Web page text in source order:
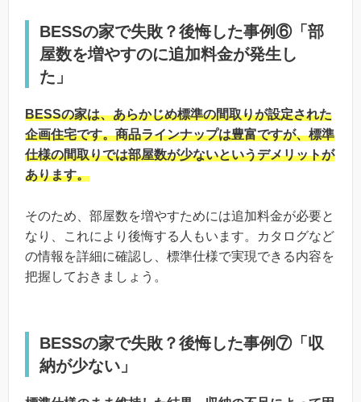
BESSの家で失敗？後悔した事例⑥「部
屋数を増やすのに追加料金が発生し
た」
BESSの家は、あらかじめ標準の間取りが設定された
企画住宅です。商品ラインナップは豊富ですが、標準
仕様の間取りでは部屋数が少ないというデメリットが
あります。
そのため、部屋数を増やすためには追加料金が必要と
なり、これにより後悔する人もいます。カタログなど
の情報を詳細に確認し、標準仕様で実現できる内容を
把握しておきましょう。
BESSの家で失敗？後悔した事例⑦「収
納が少ない」